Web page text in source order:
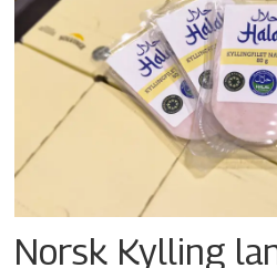
Norsk Kylling